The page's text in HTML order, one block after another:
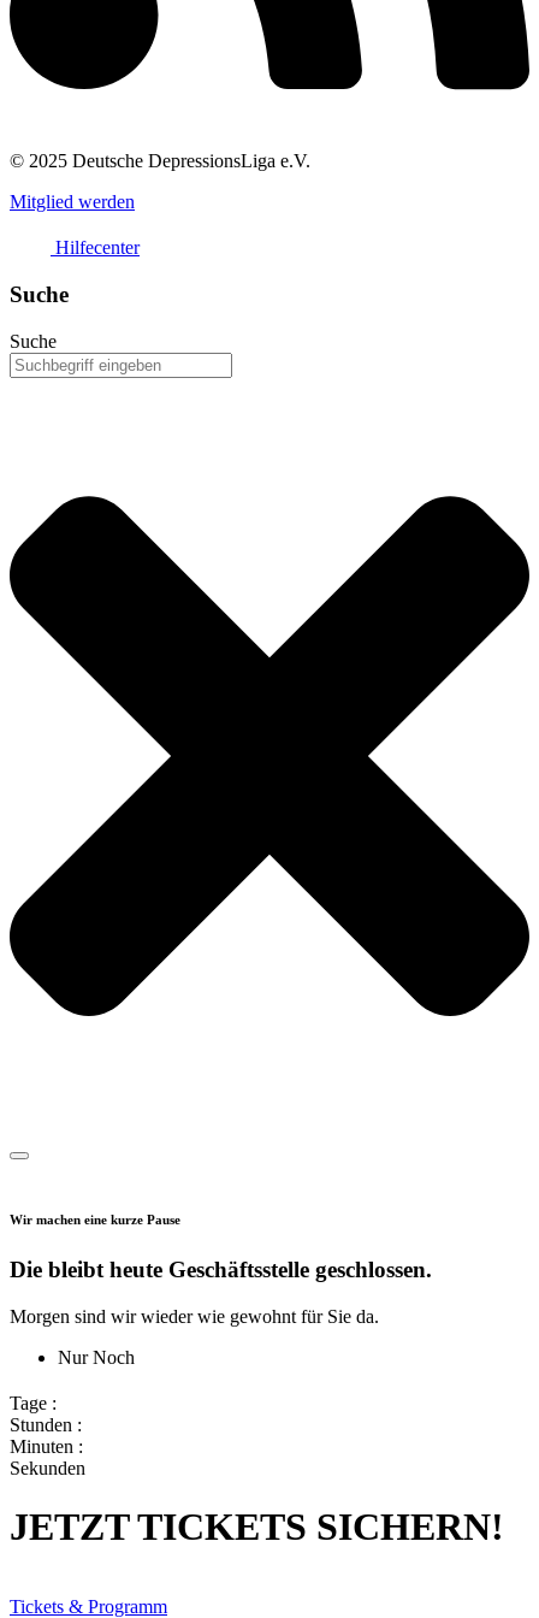
© 2025 Deutsche DepressionsLiga e.V.
Mitglied werden
Hilfecenter
Suche
Suche
Wir machen eine kurze Pause
Die bleibt heute Geschäftsstelle geschlossen.
Morgen sind wir wieder wie gewohnt für Sie da.
Nur Noch
Tage :
Stunden :
Minuten :
Sekunden
JETZT TICKETS SICHERN!
Tickets & Programm